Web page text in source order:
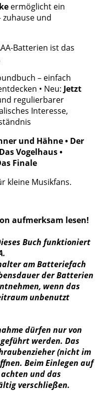
ermöglicht ein
und
Batterien ist das
– einfach
• Neu: Jetzt
regulierbarer
Interesse,
und Hähne • Der
Vogelhaus •
Finale
kleine Musikfans.
aufmerksam lesen!
Buch funktioniert
am Batteriefach
der Batterien
wenn das
unbenutzt
dürfen nur von
werden. Das
(nicht im
Beim Einlegen auf
und das
verschließen.